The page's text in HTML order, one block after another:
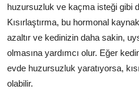
huzursuzluk ve kaçma isteği gibi
Kısırlaştırma, bu hormonal
azaltır ve kedinizin daha sakin,
olmasına yardımcı olur. Eğer
evde huzursuzluk yaratıyorsa,
olabilir.